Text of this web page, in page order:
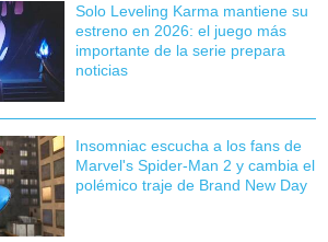
Solo Leveling Karma mantiene su
estreno en 2026: el juego más
importante de la serie prepara
noticias
Insomniac escucha a los fans de
Marvel's Spider-Man 2 y cambia el
polémico traje de Brand New Day